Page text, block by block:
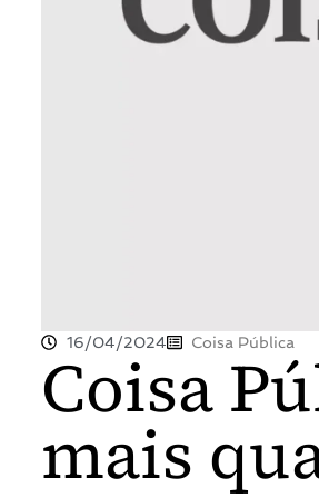
16/04/2024 Coisa Pública
Coisa
mais